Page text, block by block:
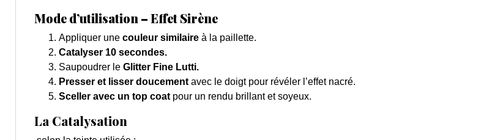
Mode d’utilisation – Effet Sirène
Appliquer une couleur similaire à la paillette.
Catalyser 10 secondes.
Saupoudrer le Glitter Fine Lutti.
Presser et lisser doucementavec le doigt pour révéler l’effet nacré.
Sceller avec un top coatpour un rendu brillant et soyeux.
La Catalysation